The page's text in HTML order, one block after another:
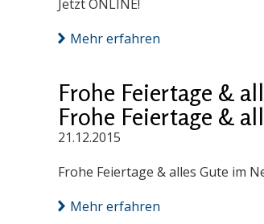
Jetzt ONLINE!
Mehr erfahren
Frohe Feiertage &
Frohe Feiertage &
21.12.2015
Frohe Feiertage & alles Gute im
Mehr erfahren